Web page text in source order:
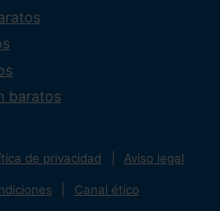
baratos
de privacidad Aviso legal
Canal ético